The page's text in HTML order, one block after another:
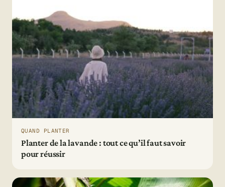
QUAND PLANTER
Planter de la lavande : tout ce qu’il faut savoir
pour réussir